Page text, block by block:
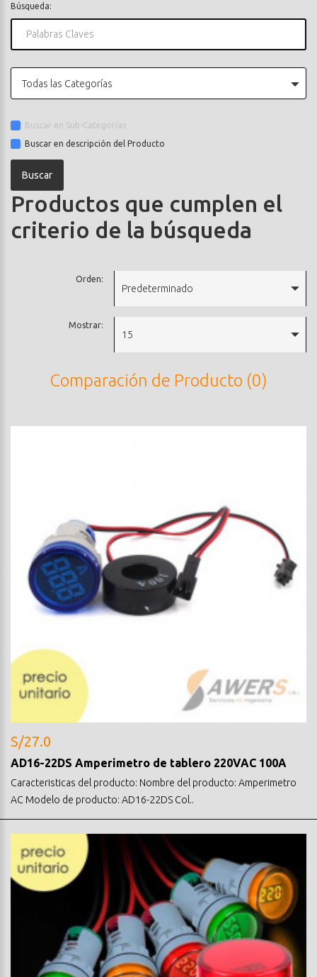
Búsqueda:
Todas las Categorías
Buscar en Sub-Categorías
Buscar en descripción del Producto
Productos que cumplen el
criterio de la búsqueda
Orden:
Predeterminado
Mostrar:
15
Comparación de Producto (0)
S/27.0
AD16-22DS Amperimetro de tablero 220VAC 100A
Caracteristicas del producto: Nombre del producto: Amperimetro
AC Modelo de producto: AD16-22DS Col..